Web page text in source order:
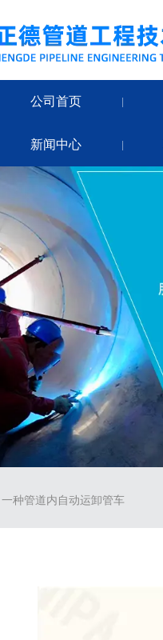
公司首页 |
新闻中心 |
一种管道内自动运卸管车